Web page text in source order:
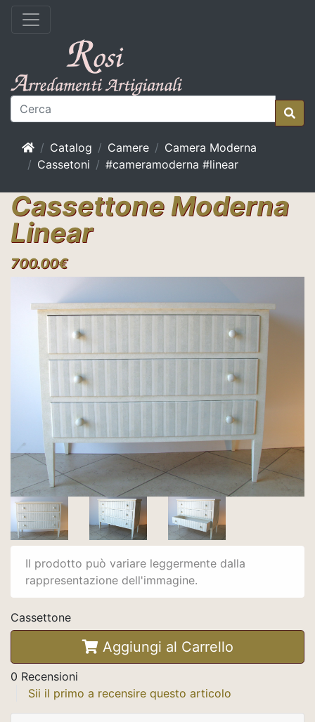
HomeCatalog Camere
Camera Moderna
Cassetoni
#cameramoderna #linear
Cassettone Moderna
Linear
700.00€
Il prodotto può variare leggermente dalla
rappresentazione dell'immagine.
Cassettone
Aggiungi al Carrello
0 Recensioni
Sii il primo a recensire questo articolo